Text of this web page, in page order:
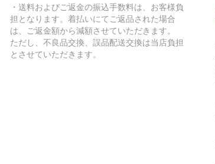
・送料およびご返金の振込手数料は、お客様負
担となります。着払いにてご返品された場合
は、ご返金額から減額させていただきます。
ただし、不良品交換、誤品配送交換は当店負担
とさせていただきます。